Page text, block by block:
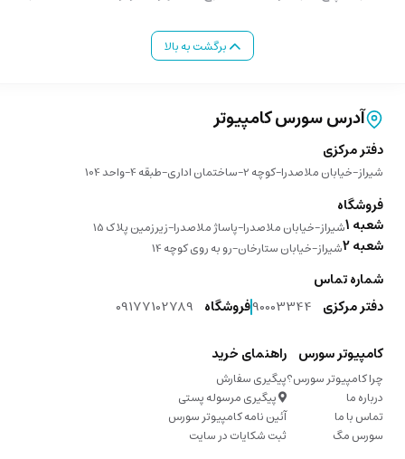
برگشت به بالا
آدرس سورس کامپیوتر
دفتر مرکزی
شیراز-خیابان ملاصدرا-کوچه 2-ساختمان اداری-طبقه 4-واحد 104
فروشگاه
شعبه 1 شیراز-خیابان ملاصدرا-پاساژ ملاصدرا-زیرزمین پلاک 15
شعبه 2 شیراز-خیابان ستارخان-رو به روی کوچه 14
شماره تماس
دفتر مرکزی 90003344فروشگاه 09177102789
کامپیوتر سورس
چرا کامپیوتر سورس؟
درباره ما
تماس با ما
سورس مگ
راهنمای خرید
پیگیری سفارش
پیگیری مرسوله پستی
آئین نامه کامپیوتر سورس
ثبت شکایات در سایت